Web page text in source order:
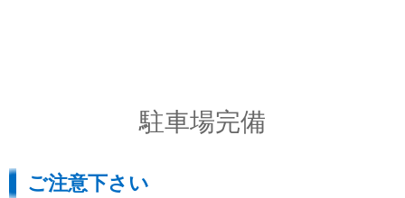
駐車場完備
ご注意下さい